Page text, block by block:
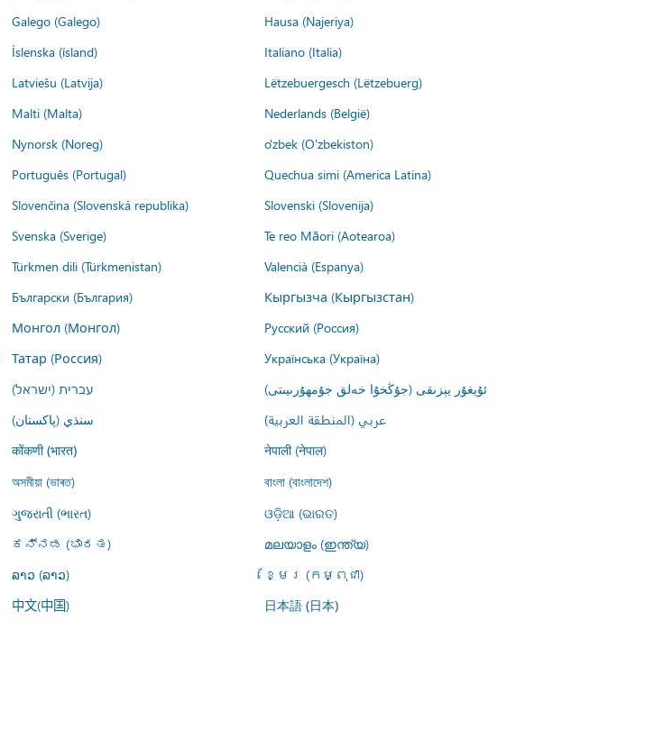
Galego (Galego)
Hausa (Najeriya)
Íslenska (ísland)
Italiano (Italia)
Latviešu (Latvija)
Lëtzebuergesch (Lëtzebuerg)
Malti (Malta)
Nederlands (België)
Nynorsk (Noreg)
o'zbek (O'zbekiston)
Português (Portugal)
Quechua simi (America Latina)
Slovenčina (Slovenská republika)
Slovenski (Slovenija)
Svenska (Sverige)
Te reo Māori (Aotearoa)
Türkmen dili (Türkmenistan)
Valencià (Espanya)
Български (България)
Кыргызча (Кыргызстан)
Монгол (Монгол)
Русский (Россия)
Татар (Россия)
Українська (Україна)
עברית (ישראל)
ئۇيغۇر يېزىقى (جۇڭخۇا خەلق جۇمھۇرىيىتى)
سنڌي (پاکستان)
عربي (المنطقة العربية)
कोंकणी (भारत)
नेपाली (नेपाल)
অসমীয়া (ভাৰত)
বাংলা (বাংলাদেশ)
ગુજરાતી (ભારત)
ଓଡ଼ିଆ (ଭାରତ)
ಕನ್ನಡ (ಭಾರತ)
മലയാളം (ഇന്ത്യ)
ລາວ (ລາວ)
ខ្មែរ (កម្ពុជា)
中文(中国) 日本語 (日本)